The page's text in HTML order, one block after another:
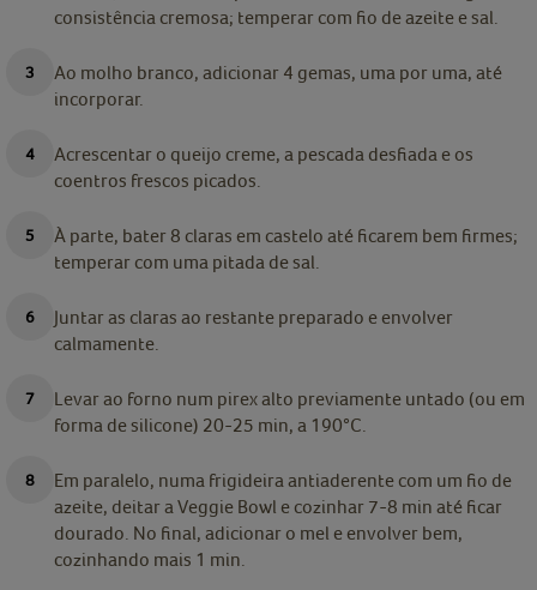
consistência cremosa; temperar com fio de azeite e sal.
Ao molho branco, adicionar 4 gemas, uma por uma, até
incorporar.
Acrescentar o queijo creme, a pescada desfiada e os
coentros frescos picados.
À parte, bater 8 claras em castelo até ficarem bem firmes;
temperar com uma pitada de sal.
Juntar as claras ao restante preparado e envolver
calmamente.
Levar ao forno num pirex alto previamente untado (ou em
forma de silicone) 20-25 min, a 190°C.
Em paralelo, numa frigideira antiaderente com um fio de
azeite, deitar a Veggie Bowl e cozinhar 7-8 min até ficar
dourado. No final, adicionar o mel e envolver bem,
cozinhando mais 1 min.